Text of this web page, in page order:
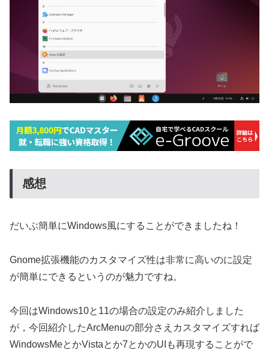
感想
だいぶ簡単にWindows風にすることができましたね！
Gnome拡張機能のカスタマイズ性は非常に高いのに設定
が簡単にできるというのが魅力ですね。
今回はWindows10と11の場合の設定のみ紹介しました
が，今回紹介したArcMenuの部分さえカスタマイズすれば
WindowsMeとかVistaとか7とかのUIも再現することがで